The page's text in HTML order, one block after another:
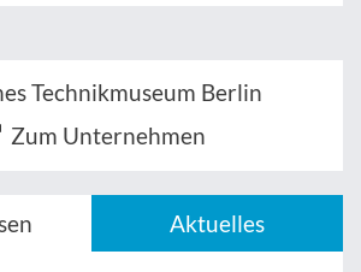
Technikmuseum Berlin
Zum Unternehmen
Aktuelles